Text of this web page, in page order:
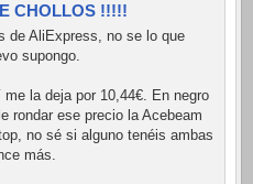
CHOLLOS !!!!!
de AliExpress, no se lo que
supongo.
la deja por 10,44€. En negro
rondar ese precio la Acebeam
no sé si alguno tenéis ambas
más.